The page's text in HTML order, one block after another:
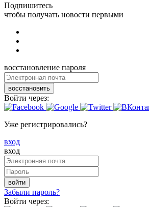
Подпишитесь
чтобы получать новости первыми
восстановление пароля
восстановить
Войти через:
Уже регистрировались?
вход
вход
войти
Забыли пароль?
Войти через: